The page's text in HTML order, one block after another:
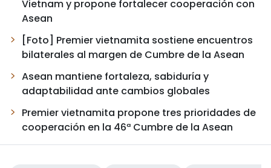
Vietnam y propone fortalecer cooperación con
Asean
[Foto] Premier vietnamita sostiene encuentros
bilaterales al margen de Cumbre de la Asean
Asean mantiene fortaleza, sabiduría y
adaptabilidad ante cambios globales
Premier vietnamita propone tres prioridades de
cooperación en la 46ª Cumbre de la Asean